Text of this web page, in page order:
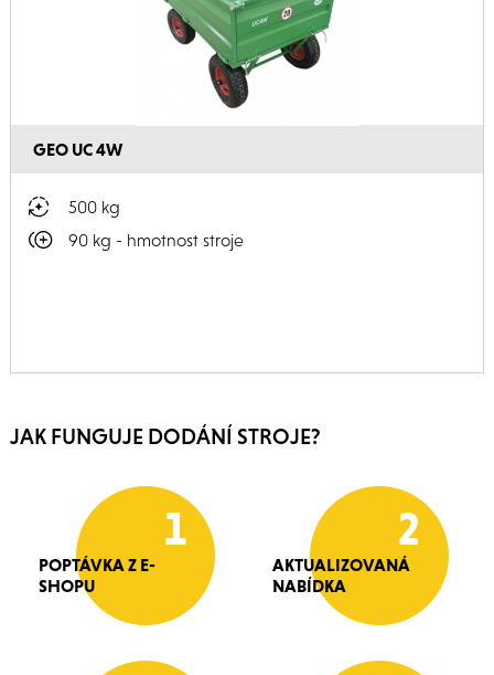
GEO UC 4W
500 kg
90 kg - hmotnost stroje
JAK FUNGUJE DODÁNÍ STROJE?
1
POPTÁVKA Z E-
SHOPU
2
AKTUALIZOVANÁ
NABÍDKA